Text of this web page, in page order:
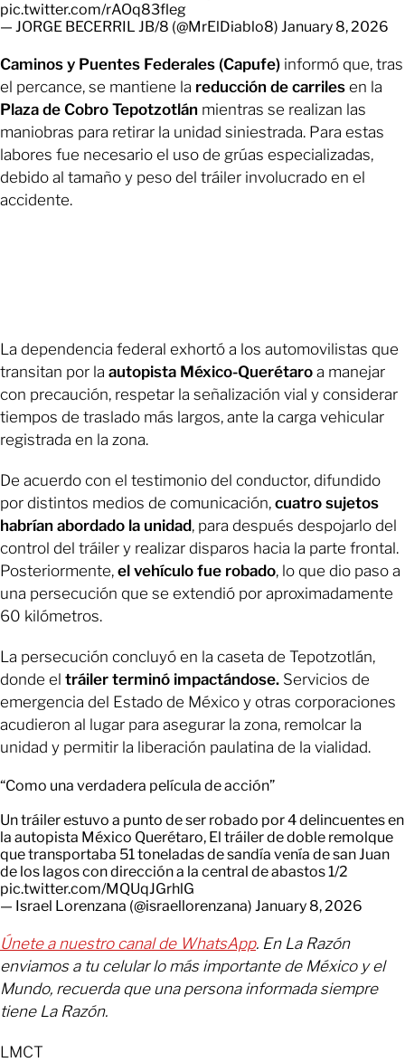
pic.twitter.com/rAOq83fleg
— JORGE BECERRIL JB/8 (@MrElDiablo8) January 8, 2026
Caminos y Puentes Federales (Capufe) informó que, tras
el percance, se mantiene la reducción de carriles en la
Plaza de Cobro Tepotzotlán mientras se realizan las
maniobras para retirar la unidad siniestrada. Para estas
labores fue necesario el uso de grúas especializadas,
debido al tamaño y peso del tráiler involucrado en el
accidente.
La dependencia federal exhortó a los automovilistas que
transitan por la autopista México-Querétaro a manejar
con precaución, respetar la señalización vial y considerar
tiempos de traslado más largos, ante la carga vehicular
registrada en la zona.
De acuerdo con el testimonio del conductor, difundido
por distintos medios de comunicación, cuatro sujetos
habrían abordado la unidad, para después despojarlo del
control del tráiler y realizar disparos hacia la parte frontal.
Posteriormente, el vehículo fue robado, lo que dio paso a
una persecución que se extendió por aproximadamente
60 kilómetros.
La persecución concluyó en la caseta de Tepotzotlán,
donde el tráiler terminó impactándose. Servicios de
emergencia del Estado de México y otras corporaciones
acudieron al lugar para asegurar la zona, remolcar la
unidad y permitir la liberación paulatina de la vialidad.
“Como una verdadera película de acción”
Un tráiler estuvo a punto de ser robado por 4 delincuentes en
la autopista México Querétaro, El tráiler de doble remolque
que transportaba 51 toneladas de sandía venía de san Juan
de los lagos con dirección a la central de abastos 1/2
pic.twitter.com/MQUqJGrhlG
— Israel Lorenzana (@israellorenzana) January 8, 2026
Únete a nuestro canal de WhatsApp. En La Razón
enviamos a tu celular lo más importante de México y el
Mundo, recuerda que una persona informada siempre
tiene La Razón.
LMCT